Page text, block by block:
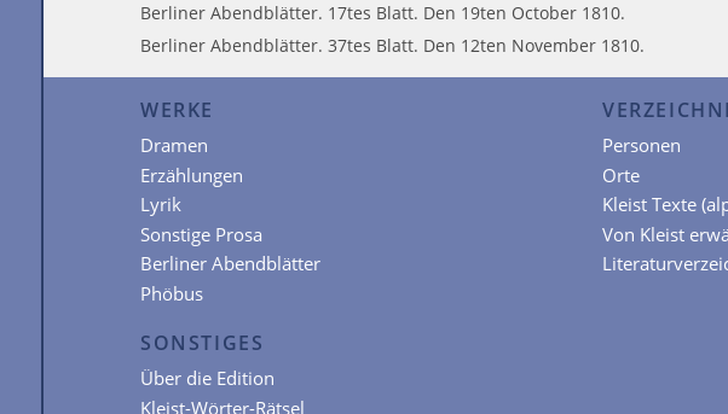
Berliner Abendblätter. 17tes Blatt. Den 19ten October 1810.
Berliner Abendblätter. 37tes Blatt. Den 12ten November 1810.
WERKE
Dramen
Erzählungen
Lyrik
Sonstige Prosa
Berliner Abendblätter
Phöbus
Personen
Orte
Kleist Texte
Von Kleist
SONSTIGES
Über die Edition
Kleist-Wörter-Rätsel